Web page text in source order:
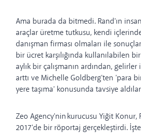
Ama burada da bitmedi. Rand'ın
araçlar üretme tutkusu, kendi
danışman firması olmaları ile
bir ücret karşılığında kullanılabilen bir
aylık bir çalışmanın ardından,
arttı ve Michelle Goldberg'ten 'para
yere taşıma' konusunda tavsiye
Zeo Agency'nin kurucusu Yiğit Konur,
2017'de bir röportaj gerçekleştirdi.